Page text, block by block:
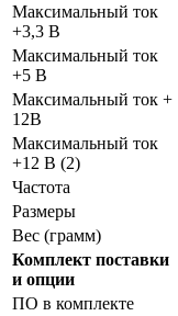
Максимальный ток
+3,3 В
Максимальный ток
+5 В
Максимальный ток +
12В
Максимальный ток
+12 В (2)
Частота
Размеры
Вес (грамм)
Комплект поставки
и опции
ПО в комплекте